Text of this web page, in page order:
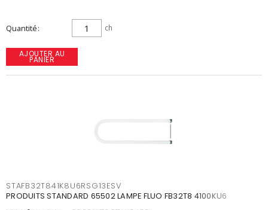
Quantité ch
AJOUTER AU
PANIER
STAFB32T841K8U6RSG13ESV
PRODUITS STANDARD 65502 LAMPE FLUO FB32T8 4100KU6